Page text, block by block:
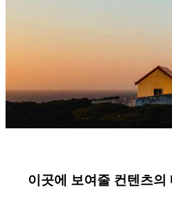
이곳에 보여줄 컨텐츠의